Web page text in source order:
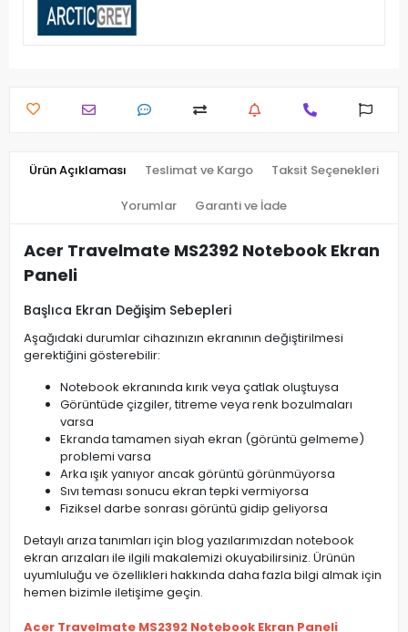
Ürün Açıklaması Teslimat ve Kargo Taksit Seçenekleri
Yorumlar Garanti ve İade
Acer Travelmate MS2392 Notebook Ekran
Paneli
Başlıca Ekran Değişim Sebepleri
Aşağıdaki durumlar cihazınızın ekranının değiştirilmesi
gerektiğini gösterebilir:
Notebook ekranında kırık veya çatlak oluştuysa
Görüntüde çizgiler, titreme veya renk bozulmaları
varsa
Ekranda tamamen siyah ekran (görüntü gelmeme)
problemi varsa
Arka ışık yanıyor ancak görüntü görünmüyorsa
Sıvı teması sonucu ekran tepki vermiyorsa
Fiziksel darbe sonrası görüntü gidip geliyorsa
Detaylı arıza tanımları için blog yazılarımızdan notebook
ekran arızaları ile ilgili makalemizi okuyabilirsiniz. Ürünün
uyumluluğu ve özellikleri hakkında daha fazla bilgi almak için
hemen bizimle iletişime geçin.
Acer Travelmate MS2392 Notebook Ekran Paneli